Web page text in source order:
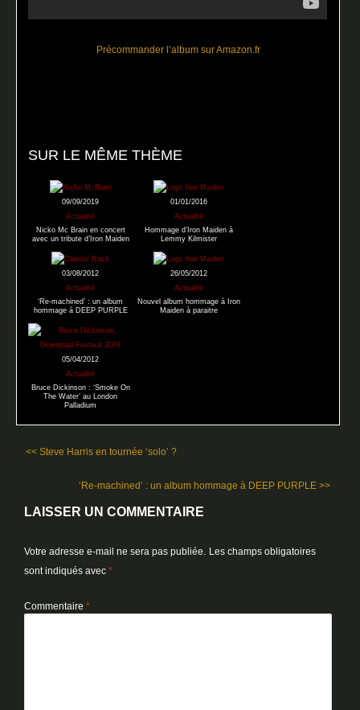
Précommander l’album sur Amazon.fr
SUR LE MÊME THÈME
09/09/2019
Actualité
Nicko Mc Brain en concert
avec un tribute d’Iron Maiden
01/01/2016
Actualité
Hommage d’Iron Maiden à
Lemmy Kilmister
03/08/2012
Actualité
‘Re-machined’ : un album
hommage à DEEP PURPLE
26/05/2012
Actualité
Nouvel album hommage à Iron
Maiden à paraitre
05/04/2012
Actualité
Bruce Dickinson : ‘Smoke On
The Water’ au London
Palladium
<< Steve Harris en tournée ‘solo’ ?
‘Re-machined’ : un album hommage à DEEP PURPLE >>
LAISSER UN COMMENTAIRE
Votre adresse e-mail ne sera pas publiée. Les champs obligatoires
sont indiqués avec *
Commentaire *